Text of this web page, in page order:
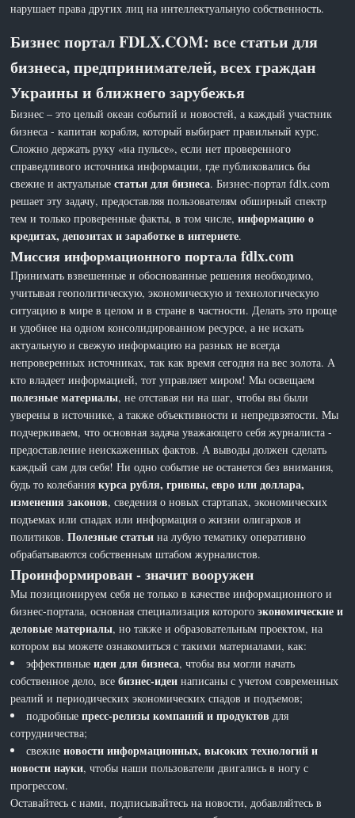
нарушает права других лиц на интеллектуальную собственность.
Бизнес портал FDLX.COM: все статьи для
бизнеса, предпринимателей, всех граждан
Украины и ближнего зарубежья
Бизнес – это целый океан событий и новостей, а каждый участник
бизнеса - капитан корабля, который выбирает правильный курс.
Сложно держать руку «на пульсе», если нет проверенного
справедливого источника информации, где публиковались бы
свежие и актуальныестатьи для бизнеса. Бизнес-портал fdlx.com
решает эту задачу, предоставляя пользователям обширный спектр
тем и только проверенные факты, в том числе,информацию о
кредитах, депозитах и заработке в интернете.
Миссия информационного портала fdlx.com
Принимать взвешенные и обоснованные решения необходимо,
учитывая геополитическую, экономическую и технологическую
ситуацию в мире в целом и в стране в частности. Делать это проще
и удобнее на одном консолидированном ресурсе, а не искать
актуальную и свежую информацию на разных не всегда
непроверенных источниках, так как время сегодня на вес золота. А
кто владеет информацией, тот управляет миром! Мы освещаем
полезные материалы, не отставая ни на шаг, чтобы вы были
уверены в источнике, а также объективности и непредвзятости. Мы
подчеркиваем, что основная задача уважающего себя журналиста -
предоставление неискаженных фактов. А выводы должен сделать
каждый сам для себя! Ни одно событие не останется без внимания,
будь то колебаниякурса рубля, гривны, евро или доллара,
изменения законов, сведения о новых стартапах, экономических
подъемах или спадах или информация о жизни олигархов и
политиков.Полезные статьи на лубую тематику оперативно
обрабатываются собственным штабом журналистов.
Проинформирован - значит вооружен
Мы позиционируем себя не только в качестве информационного и
бизнес-портала, основная специализация которогоэкономические и
деловые материалы, но также и образовательным проектом, на
котором вы можете ознакомиться с такими материалами, как:
эффективныеидеи для бизнеса, чтобы вы могли начать
собственное дело, всебизнес-идеи написаны с учетом современных
реалий и периодических экономических спадов и подъемов;
подробныепресс-релизы компаний и продуктов для
сотрудничества;
свежиеновости информационных, высоких технологий и
новости науки, чтобы наши пользователи двигались в ногу с
прогрессом.
Оставайтесь с нами, подписывайтесь на новости, добавляйтесь в